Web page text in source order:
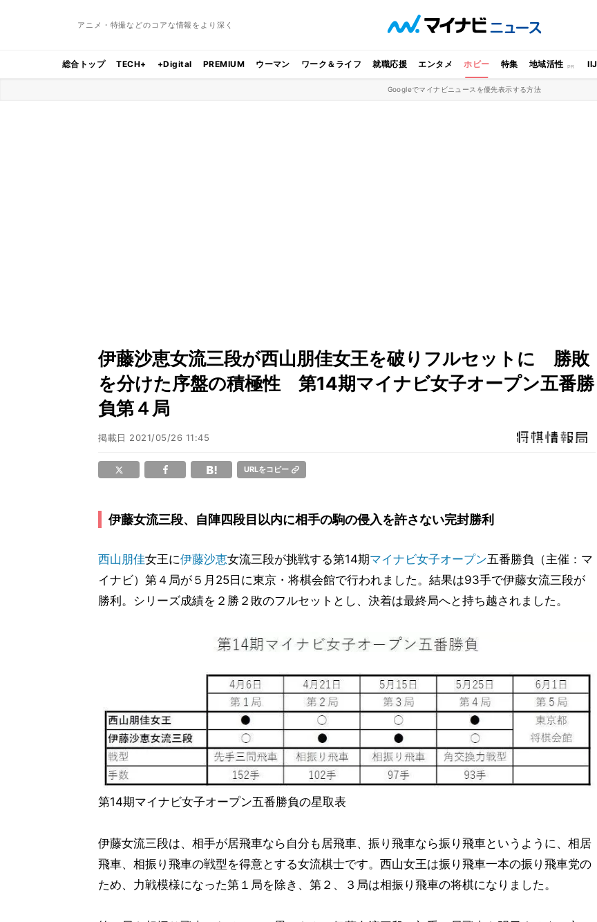
アニメ・特撮などのコアな情報をより深く
総合トップ TECH+ +Digital PREMIUM ウーマン ワーク＆ライフ 就職応援 エンタメ ホビー 特集 地域活性 IIJ
Googleでマイナビニュースを優先表示する方法
伊藤沙恵女流三段が西山朋佳女王を破りフルセットに 勝敗
を分けた序盤の積極性 第14期マイナビ女子オープン五番勝
負第４局
掲載日 2021/05/26 11:45
URLをコピー
伊藤女流三段、自陣四段目以内に相手の駒の侵入を許さない完封勝利
西山朋佳女王に伊藤沙恵女流三段が挑戦する第14期マイナビ女子オープン五番勝負（主催：マ
イナビ）第４局が５月25日に東京・将棋会館で行われました。結果は93手で伊藤女流三段が
勝利。シリーズ成績を２勝２敗のフルセットとし、決着は最終局へと持ち越されました。
第14期マイナビ女子オープン五番勝負の星取表
伊藤女流三段は、相手が居飛車なら自分も居飛車、振り飛車なら振り飛車というように、相居
飛車、相振り飛車の戦型を得意とする女流棋士です。西山女王は振り飛車一本の振り飛車党の
ため、力戦模様になった第１局を除き、第２、３局は相振り飛車の将棋になりました。